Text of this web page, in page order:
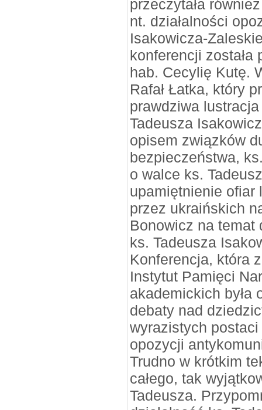
przeczytała
nt. działalności
Isakowicza-
konferencji została
hab. Cecylię Kutę.
Rafał Łatka, który
prawdziwa lustracja
Tadeusza
opisem związków
bezpieczeństwa,
o walce ks.
upamiętnienie ofiar
przez ukraińskich
Bonowicz na temat
ks. Tadeusza
Konferencja, która
Instytut Pamięci
akademickich była
debaty nad
wyrazistych
opozycji
Trudno w krótkim
całego, tak
Tadeusza.